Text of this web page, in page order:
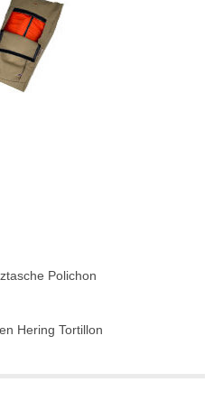
Polichon
Hering Tortillon